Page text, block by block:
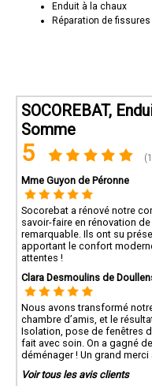
Enduit à la chaux
Réparation de fissures
SOCOREBAT,
Somme
5
Mme Guyon de Péronne
Socorebat a rénové notre
savoir-faire en rénovation
remarquable. Ils ont su
apportant le confort
attentes !
Clara Desmoulins de
Nous avons transformé
chambre d’amis, et le
Isolation, pose de fenêtres
fait avec soin. On a gagné
déménager ! Un grand merci
Voir tous les avis clients